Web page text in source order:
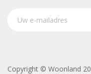
Copyright © Woonland